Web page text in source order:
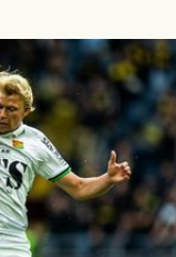
Motståndare blir
och HŠK Zrinjski